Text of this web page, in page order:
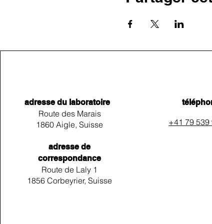
adresse du laboratoire
Route des Marais
1860 Aigle, Suisse
adresse de
correspondance
Route de Laly 1
1856 Corbeyrier, Suisse
+41 79 539